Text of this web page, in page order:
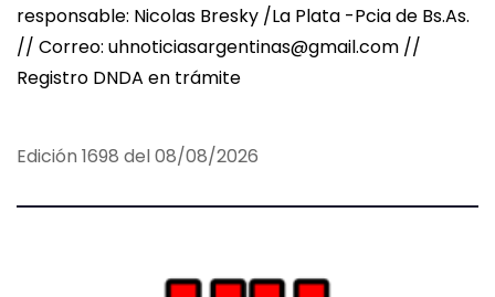
responsable: Nicolas Bresky /La Plata -Pcia de Bs.As.
// Correo: uhnoticiasargentinas@gmail.com //
Registro DNDA en trámite
Edición 1698 del 08/08/2026